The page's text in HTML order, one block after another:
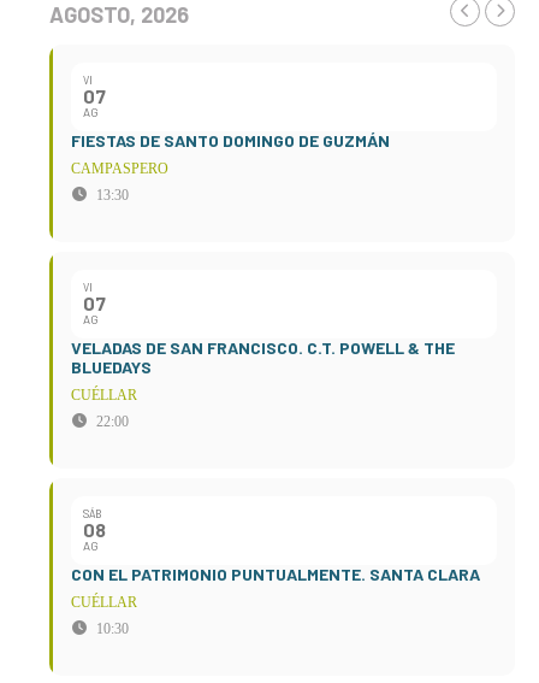
AGOSTO, 2026
VI
07
AG
FIESTAS DE SANTO DOMINGO DE GUZMÁN
CAMPASPERO
13:30
VI
07
AG
VELADAS DE SAN FRANCISCO. C.T. POWELL & THE
BLUEDAYS
CUÉLLAR
22:00
SÁB
08
AG
CON EL PATRIMONIO PUNTUALMENTE. SANTA CLARA
CUÉLLAR
10:30